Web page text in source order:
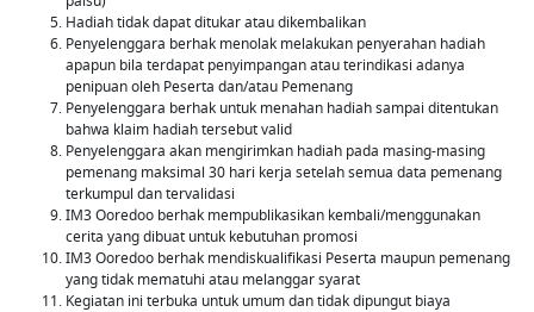
Hadiah tidak dapat ditukar atau dikembalikan
Penyelenggara berhak menolak melakukan penyerahan hadiah
apapun bila terdapat penyimpangan atau terindikasi adanya
penipuan oleh Peserta dan/atau Pemenang
Penyelenggara berhak untuk menahan hadiah sampai ditentukan
bahwa klaim hadiah tersebut valid
Penyelenggara akan mengirimkan hadiah pada masing-masing
pemenang maksimal 30 hari kerja setelah semua data pemenang
terkumpul dan tervalidasi
IM3 Ooredoo berhak mempublikasikan kembali/menggunakan
cerita yang dibuat untuk kebutuhan promosi
IM3 Ooredoo berhak mendiskualifikasi Peserta maupun pemenang
yang tidak mematuhi atau melanggar syarat
Kegiatan ini terbuka untuk umum dan tidak dipungut biaya